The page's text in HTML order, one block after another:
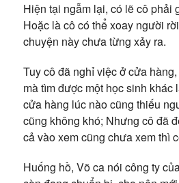
Hiện tại ngẫm lại, có lẽ cô phải
Hoặc là cô có thể xoay người
chuyện này chưa từng xảy ra.
Tuy cô đã nghỉ việc ở cửa
mà tìm được một học sinh khác
cửa hàng lúc nào cũng thiếu
cũng không khó; Nhưng cô đã
cả vào xem cũng chưa xem thì
Huống hồ, Võ ca nói công ty